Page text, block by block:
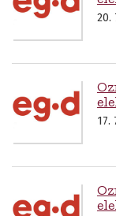
20.
17.